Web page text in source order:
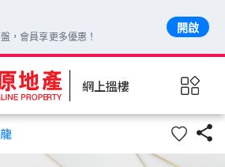
網上搵樓

，會員享更多優惠！
開啟